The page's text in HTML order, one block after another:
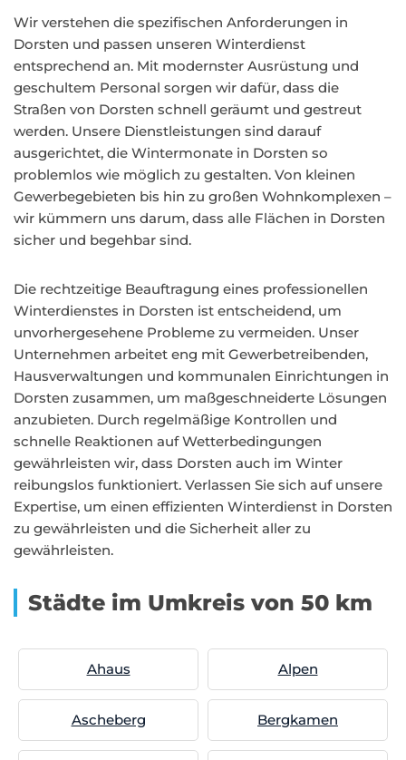
Wir verstehen die spezifischen Anforderungen in
Dorsten und passen unseren Winterdienst
entsprechend an. Mit modernster Ausrüstung und
geschultem Personal sorgen wir dafür, dass die
Straßen von Dorsten schnell geräumt und gestreut
werden. Unsere Dienstleistungen sind darauf
ausgerichtet, die Wintermonate in Dorsten so
problemlos wie möglich zu gestalten. Von kleinen
Gewerbegebieten bis hin zu großen Wohnkomplexen –
wir kümmern uns darum, dass alle Flächen in Dorsten
sicher und begehbar sind.
Die rechtzeitige Beauftragung eines professionellen
Winterdienstes in Dorsten ist entscheidend, um
unvorhergesehene Probleme zu vermeiden. Unser
Unternehmen arbeitet eng mit Gewerbetreibenden,
Hausverwaltungen und kommunalen Einrichtungen in
Dorsten zusammen, um maßgeschneiderte Lösungen
anzubieten. Durch regelmäßige Kontrollen und
schnelle Reaktionen auf Wetterbedingungen
gewährleisten wir, dass Dorsten auch im Winter
reibungslos funktioniert. Verlassen Sie sich auf unsere
Expertise, um einen effizienten Winterdienst in Dorsten
zu gewährleisten und die Sicherheit aller zu
gewährleisten.
Städte im Umkreis von 50 km
Ahaus Alpen
Ascheberg Bergkamen